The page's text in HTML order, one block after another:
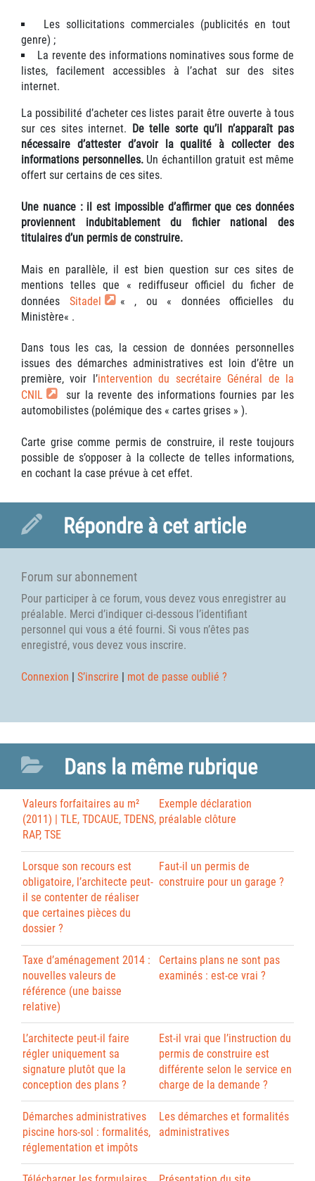
Les sollicitations commerciales (publicités en tout
genre) ;
La revente des informations nominatives sous forme de
listes, facilement accessibles à l’achat sur des sites
internet.
La possibilité d’acheter ces listes parait être ouverte à tous
sur ces sites internet. De telle sorte qu’il n’apparaît pas
nécessaire d’attester d’avoir la qualité à collecter des
informations personnelles.Un échantillon gratuit est même
offert sur certains de ces sites.
Une nuance : il est impossible d’affirmer que ces données
proviennent indubitablement du fichier national des
titulaires d’un permis de construire.
Mais en parallèle, il est bien question sur ces sites de
mentions telles que « rediffuseur officiel du ficher de
données Sitadel
« , ou « données officielles du
Ministère« .
Dans tous les cas, la cession de données personnelles
issues des démarches administratives est loin d’être un
première, voir l’intervention du secrétaire Général de la
CNIL
sur la revente des informations fournies par les
automobilistes (polémique des « cartes grises » ).
Carte grise comme permis de construire, il reste toujours
possible de s’opposer à la collecte de telles informations,
en cochant la case prévue à cet effet.
Répondre à cet article
Forum sur abonnement
Pour participer à ce forum, vous devez vous enregistrer au
préalable. Merci d’indiquer ci-dessous l’identifiant
personnel qui vous a été fourni. Si vous n’êtes pas
enregistré, vous devez vous inscrire.
Connexion | S’inscrire | mot de passe oublié ?
Dans la même rubrique
Valeurs forfaitaires au m²
(2011) | TLE, TDCAUE, TDENS,
RAP, TSE
Exemple déclaration
préalable clôture
Lorsque son recours est
obligatoire, l’architecte peut-
il se contenter de réaliser
que certaines pièces du
dossier ?
Faut-il un permis de
construire pour un garage ?
Taxe d’aménagement 2014 :
nouvelles valeurs de
référence (une baisse
relative)
Certains plans ne sont pas
examinés : est-ce vrai ?
L’architecte peut-il faire
régler uniquement sa
signature plutôt que la
conception des plans ?
Est-il vrai que l’instruction du
permis de construire est
différente selon le service en
charge de la demande ?
Démarches administratives
piscine hors-sol : formalités,
réglementation et impôts
Les démarches et formalités
administratives